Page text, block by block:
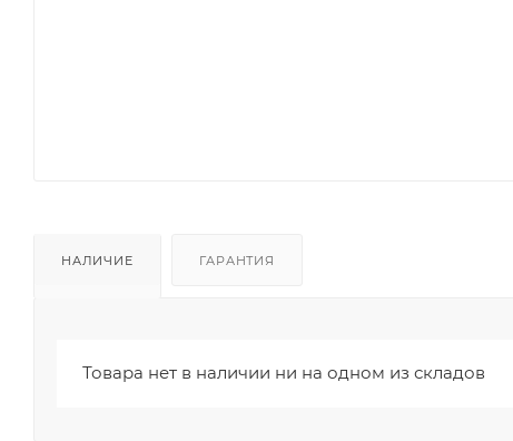
НАЛИЧИЕ ГАРАНТИЯ
Товара нет в наличии ни на одном из складов